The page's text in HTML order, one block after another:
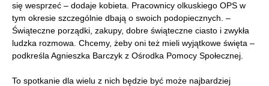
się wesprzeć – dodaje kobieta. Pracownicy olkuskiego OPS w
tym okresie szczególnie dbają o swoich podopiecznych. –
Świąteczne porządki, zakupy, dobre świąteczne ciasto i zwykła
ludzka rozmowa. Chcemy, żeby oni też mieli wyjątkowe święta –
podkreśla Agnieszka Barczyk z Ośrodka Pomocy Społecznej.
To spotkanie dla wielu z nich będzie być może najbardziej